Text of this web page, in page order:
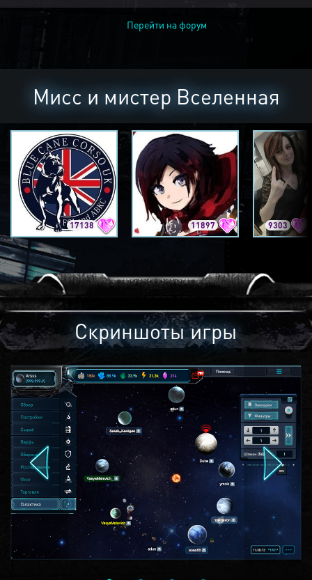
Перейти на форум
Мисс и мистер Вселенная
17138 11897 9303
Скриншоты игры